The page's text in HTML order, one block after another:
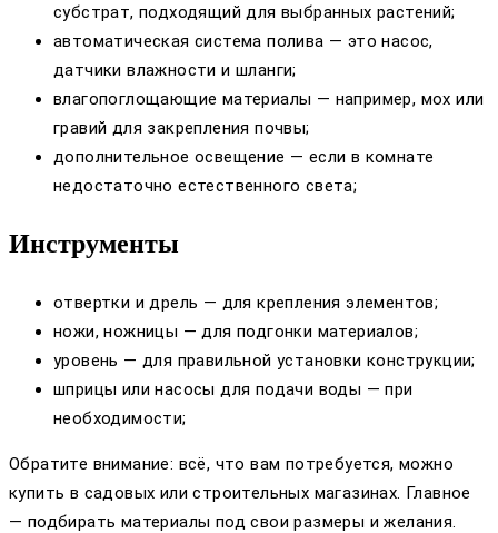
субстрат, подходящий для выбранных растений;
автоматическая система полива — это насос,
датчики влажности и шланги;
влагопоглощающие материалы — например, мох или
гравий для закрепления почвы;
дополнительное освещение — если в комнате
недостаточно естественного света;
Инструменты
отвертки и дрель — для крепления элементов;
ножи, ножницы — для подгонки материалов;
уровень — для правильной установки конструкции;
шприцы или насосы для подачи воды — при
необходимости;
Обратите внимание: всё, что вам потребуется, можно
купить в садовых или строительных магазинах. Главное
— подбирать материалы под свои размеры и желания.